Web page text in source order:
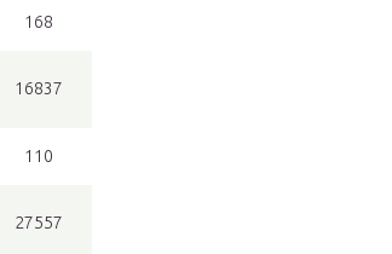
168
16837
110
27557